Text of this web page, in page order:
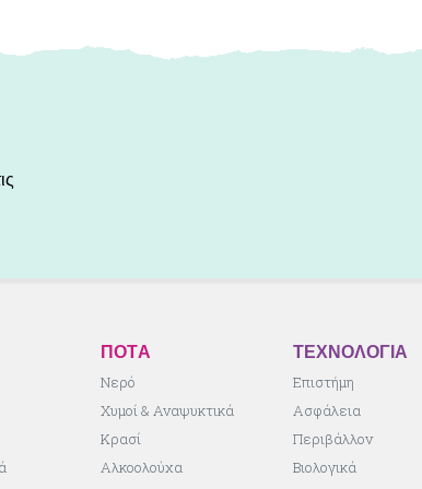
ΠΟΤA
Νερό
Χυμοί & Αναψυκτικά
Κρασί
Αλκοολούχα
ΤΕΧΝΟΛΟΓΙΑ
Επιστήμη
Ασφάλεια
Περιβάλλον
Βιολογικά